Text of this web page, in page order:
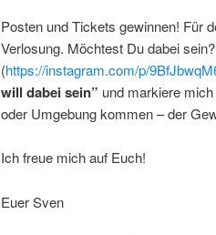
Posten und Tickets gewinnen! Für
Verlosung. Möchtest Du dabei
(https://instagram.com/p/
will dabei sein” und markiere
oder Umgebung kommen – der
Ich freue mich auf Euch!
Euer Sven